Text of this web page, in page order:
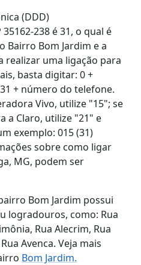
(DDD)
238 é 31, o qual é
Bairro Bom Jardim e a
realizar uma ligação para
basta digitar: 0 +
+ número do telefone.
Vivo, utilize "15"; se
a Claro, utilize "21" e
exemplo: 015 (31)
sobre como ligar
MG, podem ser
Bom Jardim possui
logradouros, como: Rua
Rua Alecrim, Rua
Avenca. Veja mais
Bom Jardim.